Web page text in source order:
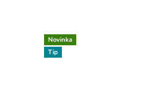
Novinka
Tip